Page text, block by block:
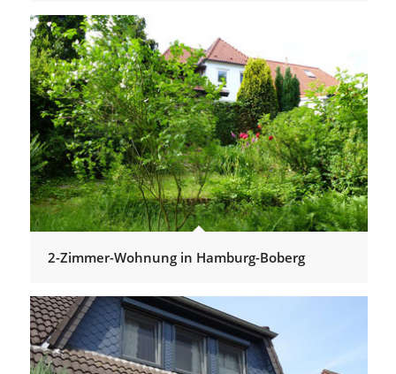
2-Zimmer-Wohnung in Hamburg-Boberg